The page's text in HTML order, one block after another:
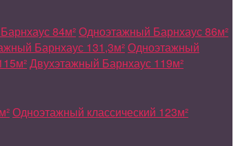
84м²Одноэтажный Барнхаус 86м²
Барнхаус 131,3м²Одноэтажный
Двухэтажный Барнхаус 119м²
Одноэтажный классический 123м²